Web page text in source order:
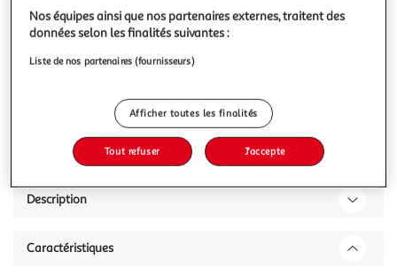
Plus d'options
Description
Caractéristiques
Nos équipes ainsi que nos partenaires externes, traitent des
données selon les finalités suivantes :
Liste de nos partenaires (fournisseurs)
Afficher toutes les finalités
Tout refuser J'accepte